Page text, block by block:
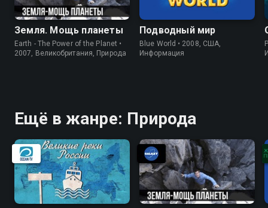
Земля. Мощь планеты
Earth - The Power of the Planet •
2007, Великобритания, Природа
Подводный мир
Blue World • 2008, США,
Информация
Ещё в жанре: Природа